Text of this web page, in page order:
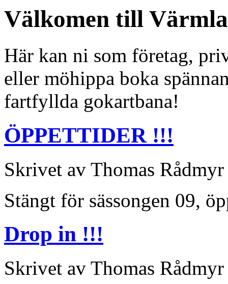
Välkomen till
Här kan ni som företag,
eller möhippa boka
fartfyllda gokartbana!
ÖPPETTIDER !!!
Skrivet av Thomas
Stängt för sässongen 09,
Drop in !!!
Skrivet av Thomas